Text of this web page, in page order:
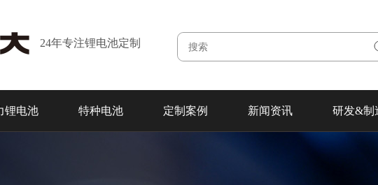
24年专注锂电池定制
锂电池 特种电池 定制案例 新闻资讯 研发&制